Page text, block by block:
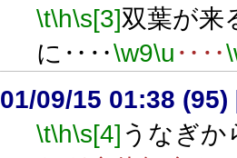
\t\h\s[3]双葉が来
に‥‥\w9\u ‥‥
01/09/15 01:38 (95)
\t\h\s[4] うなぎか